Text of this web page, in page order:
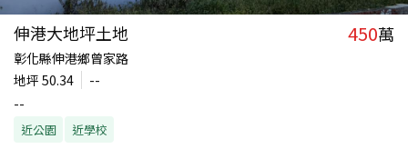
伸港大地坪土地 450萬
彰化縣伸港鄉曾家路
地坪 50.34
--
--
近公園 近學校